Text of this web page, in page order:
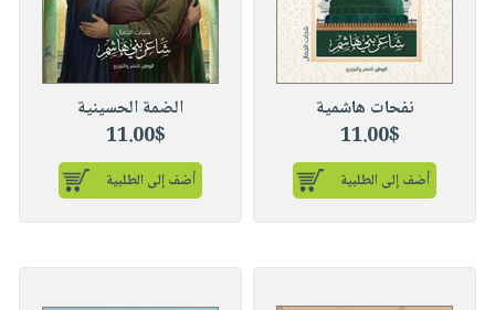
نفحات هاشمية
11.00$
أضف إلى الطلبية
الضمة الحسينية
11.00$
أضف إلى الطلبية